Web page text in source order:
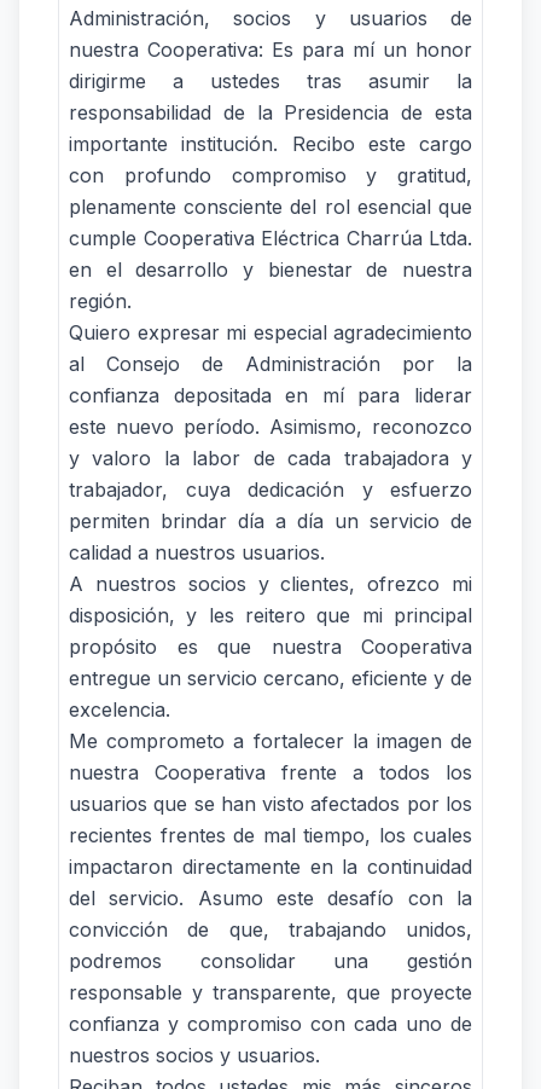
Administración, socios y usuarios de
nuestra Cooperativa: Es para mí un honor
dirigirme a ustedes tras asumir la
responsabilidad de la Presidencia de esta
importante institución. Recibo este cargo
con profundo compromiso y gratitud,
plenamente consciente del rol esencial que
cumple Cooperativa Eléctrica Charrúa Ltda.
en el desarrollo y bienestar de nuestra
región.
Quiero expresar mi especial agradecimiento
al Consejo de Administración por la
confianza depositada en mí para liderar
este nuevo período. Asimismo, reconozco
y valoro la labor de cada trabajadora y
trabajador, cuya dedicación y esfuerzo
permiten brindar día a día un servicio de
calidad a nuestros usuarios.
A nuestros socios y clientes, ofrezco mi
disposición, y les reitero que mi principal
propósito es que nuestra Cooperativa
entregue un servicio cercano, eficiente y de
excelencia.
Me comprometo a fortalecer la imagen de
nuestra Cooperativa frente a todos los
usuarios que se han visto afectados por los
recientes frentes de mal tiempo, los cuales
impactaron directamente en la continuidad
del servicio. Asumo este desafío con la
convicción de que, trabajando unidos,
podremos consolidar una gestión
responsable y transparente, que proyecte
confianza y compromiso con cada uno de
nuestros socios y usuarios.